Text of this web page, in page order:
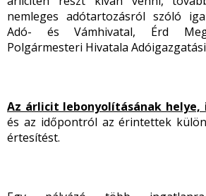
nemleges adótartozásról szóló
Adó- és Vámhivatal, Érd
Polgármesteri Hivatala
Az árlicit lebonyolításának helye,
és az időpontról az érintettek
értesítést.